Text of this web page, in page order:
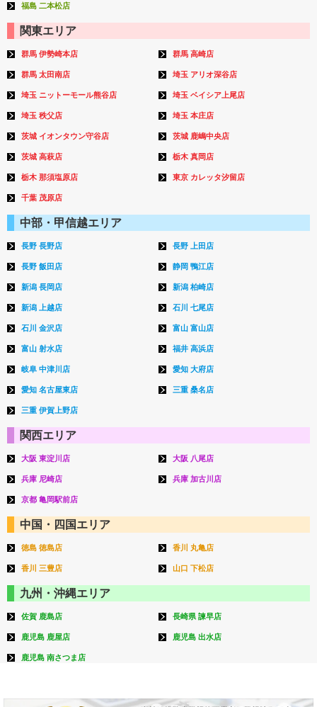
福島 二本松店
関東エリア
群馬 伊勢崎本店 群馬 高崎店
群馬 太田南店 埼玉 アリオ深谷店
埼玉 ニットーモール熊谷店 埼玉 ベイシア上尾店
埼玉 秩父店 埼玉 本庄店
茨城 イオンタウン守谷店 茨城 鹿嶋中央店
茨城 高萩店 栃木 真岡店
栃木 那須塩原店 東京 カレッタ汐留店
千葉 茂原店
中部・甲信越エリア
長野 長野店 長野 上田店
長野 飯田店 静岡 鴨江店
新潟 長岡店 新潟 柏崎店
新潟 上越店 石川 七尾店
石川 金沢店 富山 富山店
富山 射水店 福井 高浜店
岐阜 中津川店 愛知 大府店
愛知 名古屋東店 三重 桑名店
三重 伊賀上野店
関西エリア
大阪 東淀川店 大阪 八尾店
兵庫 尼崎店 兵庫 加古川店
京都 亀岡駅前店
中国・四国エリア
徳島 徳島店 香川 丸亀店
香川 三豊店 山口 下松店
九州・沖縄エリア
佐賀 鹿島店 長崎県 諫早店
鹿児島 鹿屋店 鹿児島 出水店
鹿児島 南さつま店